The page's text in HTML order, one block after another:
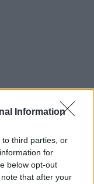
Information
third parties, or
for
below opt-out
that after your